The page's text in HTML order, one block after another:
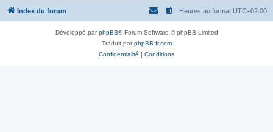
Index du forum Heures au format UTC+02:00
Développé parphpBB® Forum Software © phpBB Limited
Traduit parphpBB-fr.com
Confidentialité | Conditions